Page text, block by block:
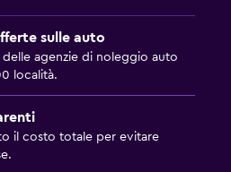
sulle auto
agenzie di noleggio auto
località.
il costo totale per evitare